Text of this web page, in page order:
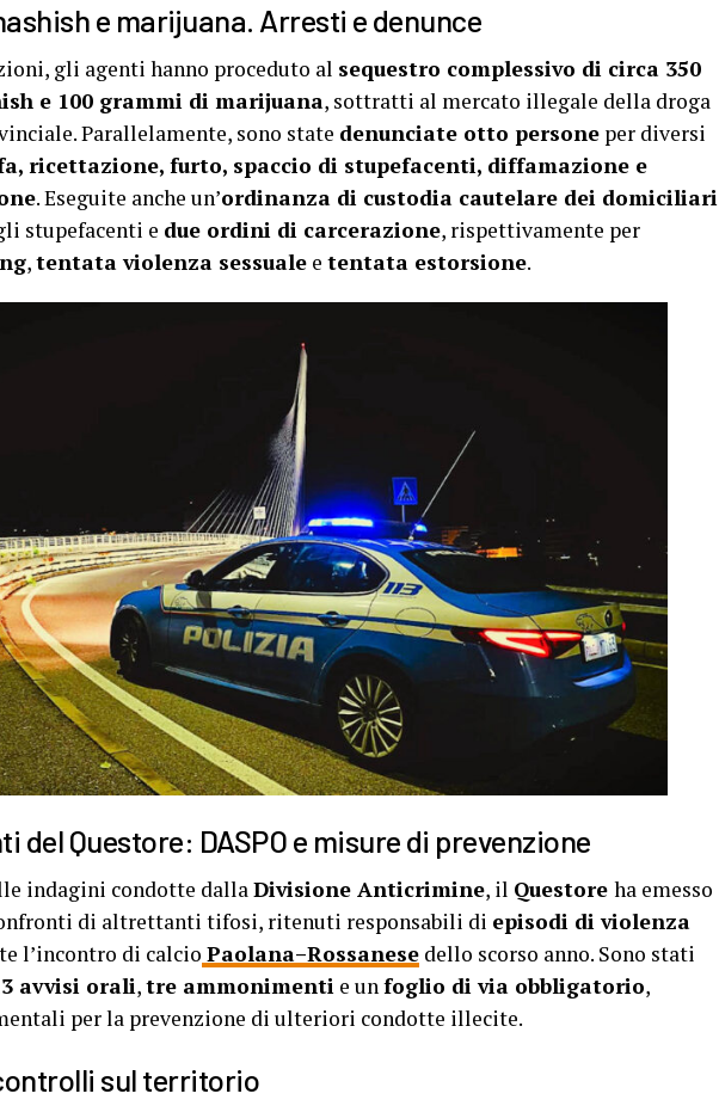
e marijuana. Arresti e denunce
gli agenti hanno proceduto al sequestro complessivo di circa 350
e 100 grammi di marijuana, sottratti al mercato illegale della droga
Parallelamente, sono state denunciate otto persone per diversi
ricettazione, furto, spaccio di stupefacenti, diffamazione e
. Eseguite anche un’ordinanza di custodia cautelare dei domiciliari
stupefacenti e due ordini di carcerazione, rispettivamente per
,tentata violenza sessuale e tentata estorsione.
del Questore: DASPO e misure di prevenzione
indagini condotte dallaDivisione Anticrimine, il Questore ha emesso
di altrettanti tifosi, ritenuti responsabili di episodi di violenza
l’incontro di calcio Paolana–Rossanese dello scorso anno. Sono stati
avvisi orali,tre ammonimenti e unfoglio di via obbligatorio,
per la prevenzione di ulteriori condotte illecite.
sul territorio